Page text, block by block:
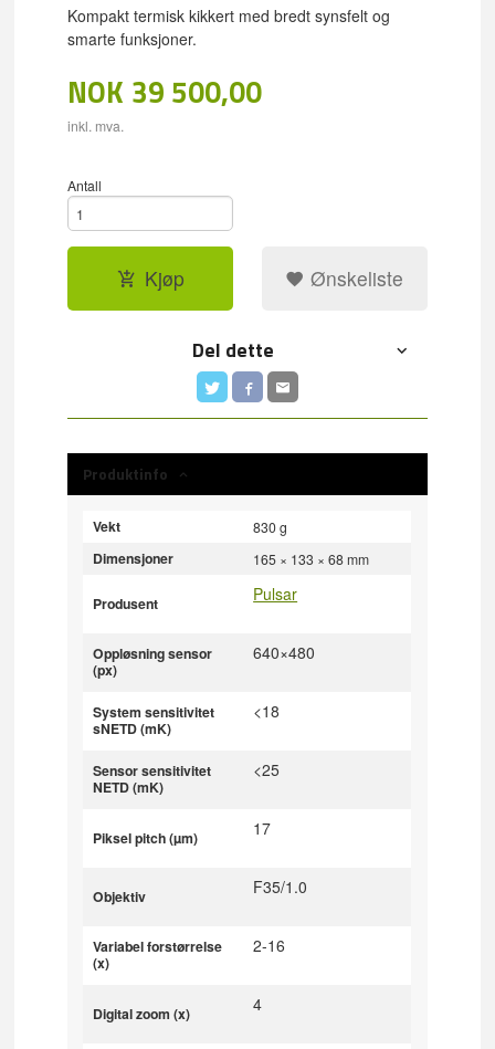
Kompakt termisk kikkert med bredt synsfelt og
smarte funksjoner.
NOK 39 500,00
inkl. mva.
Antall
Kjøp Ønskeliste
Del dette
Produktinfo
Vekt 830 g
Dimensjoner 165 × 133 × 68 mm
Produsent Pulsar
Oppløsning sensor
(px)
640×480
System sensitivitet
sNETD (mK)
<18
Sensor sensitivitet
NETD (mK)
<25
Piksel pitch (µm) 17
Objektiv F35/1.0
Variabel forstørrelse
(x)
2-16
Digital zoom (x) 4